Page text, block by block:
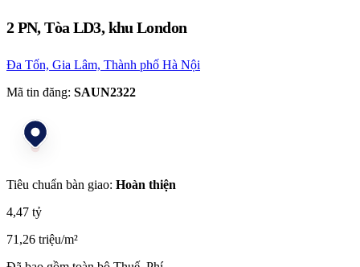
2 PN, Tòa LD3, khu London
Đa Tốn, Gia Lâm, Thành phố Hà Nội
Mã tin đăng: SAUN2322
Tiêu chuẩn bàn giao: Hoàn thiện
4,47 tỷ
71,26 triệu/m²